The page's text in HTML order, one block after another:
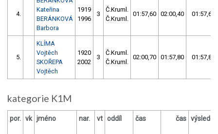
4.
Kateřina
BERÁNKOVÁ
Barbora
1919
1996
3
Č.Kruml.
Č.Kruml.
01:57,60 02:00,40 01:57,60
5.
KLÍMA
Vojtěch
SKOŘEPA
Vojtěch
1920
2002
3
Č.Kruml.
Č.Kruml.
02:00,70 01:57,80 01:57,80
kategorie K1M
por. vk jméno nar. vt oddíl čas čas výsledek